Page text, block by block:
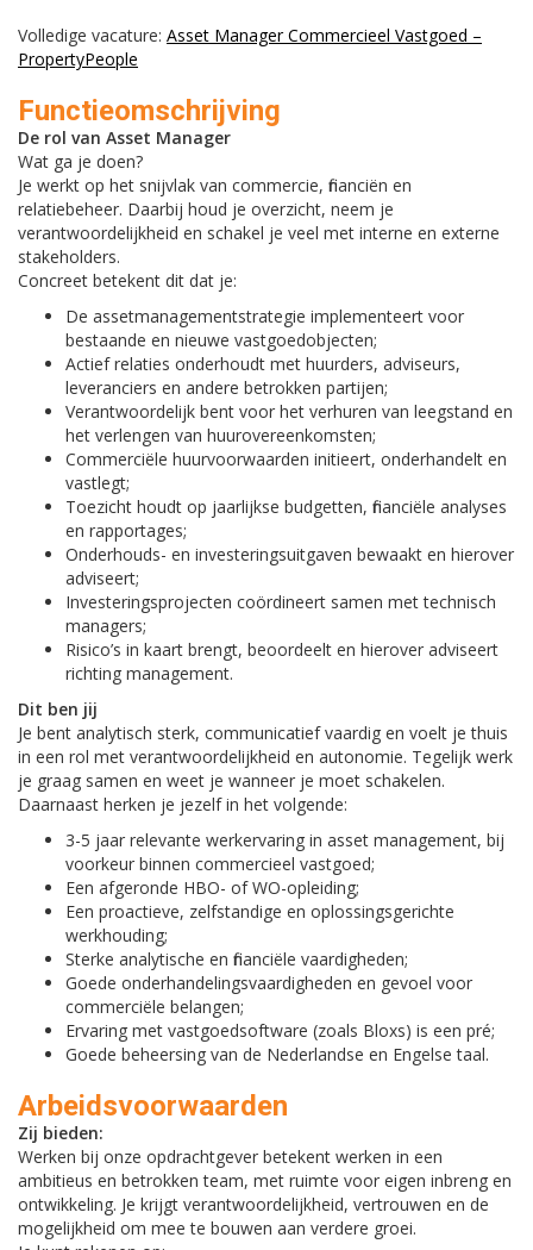
Volledige vacature: Asset Manager Commercieel Vastgoed –
PropertyPeople
Functieomschrijving
De rol van Asset Manager
Wat ga je doen?
Je werkt op het snijvlak van commercie, financiën en
relatiebeheer. Daarbij houd je overzicht, neem je
verantwoordelijkheid en schakel je veel met interne en externe
stakeholders.
Concreet betekent dit dat je:
De assetmanagementstrategie implementeert voor
bestaande en nieuwe vastgoedobjecten;
Actief relaties onderhoudt met huurders, adviseurs,
leveranciers en andere betrokken partijen;
Verantwoordelijk bent voor het verhuren van leegstand en
het verlengen van huurovereenkomsten;
Commerciële huurvoorwaarden initieert, onderhandelt en
vastlegt;
Toezicht houdt op jaarlijkse budgetten, financiële analyses
en rapportages;
Onderhouds- en investeringsuitgaven bewaakt en hierover
adviseert;
Investeringsprojecten coördineert samen met technisch
managers;
Risico’s in kaart brengt, beoordeelt en hierover adviseert
richting management.
Dit ben jij
Je bent analytisch sterk, communicatief vaardig en voelt je thuis
in een rol met verantwoordelijkheid en autonomie. Tegelijk werk
je graag samen en weet je wanneer je moet schakelen.
Daarnaast herken je jezelf in het volgende:
3-5 jaar relevante werkervaring in asset management, bij
voorkeur binnen commercieel vastgoed;
Een afgeronde HBO- of WO-opleiding;
Een proactieve, zelfstandige en oplossingsgerichte
werkhouding;
Sterke analytische en financiële vaardigheden;
Goede onderhandelingsvaardigheden en gevoel voor
commerciële belangen;
Ervaring met vastgoedsoftware (zoals Bloxs) is een pré;
Goede beheersing van de Nederlandse en Engelse taal.
Arbeidsvoorwaarden
Zij bieden:
Werken bij onze opdrachtgever betekent werken in een
ambitieus en betrokken team, met ruimte voor eigen inbreng en
ontwikkeling. Je krijgt verantwoordelijkheid, vertrouwen en de
mogelijkheid om mee te bouwen aan verdere groei.